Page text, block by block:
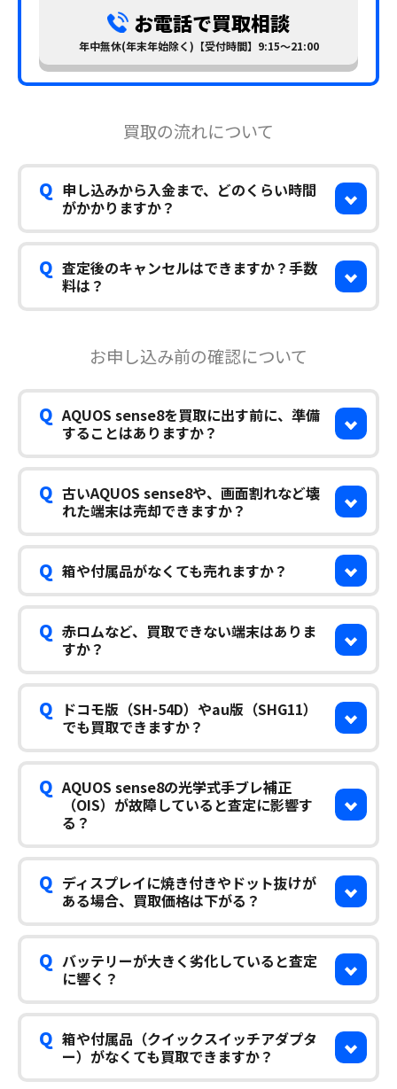
お電話で買取相談
年中無休(年末年始除く)【受付時間】9:15～21:00
買取の流れについて
Q 申し込みから入金まで、どのくらい時間
がかかりますか？
Q 査定後のキャンセルはできますか？手数
料は？
お申し込み前の確認について
Q AQUOS sense8を買取に出す前に、準備
することはありますか？
Q 古いAQUOS sense8や、画面割れなど壊
れた端末は売却できますか？
Q 箱や付属品がなくても売れますか？
Q 赤ロムなど、買取できない端末はありま
すか？
Q
ドコモ版（SH-54D）やau版（SHG11）
でも買取できますか？
Q AQUOS sense8の光学式手ブレ補正
（OIS）が故障していると査定に影響す
る？
Q ディスプレイに焼き付きやドット抜けが
ある場合、買取価格は下がる？
Q バッテリーが大きく劣化していると査定
に響く？
Q 箱や付属品（クイックスイッチアダプタ
ー）がなくても買取できますか？